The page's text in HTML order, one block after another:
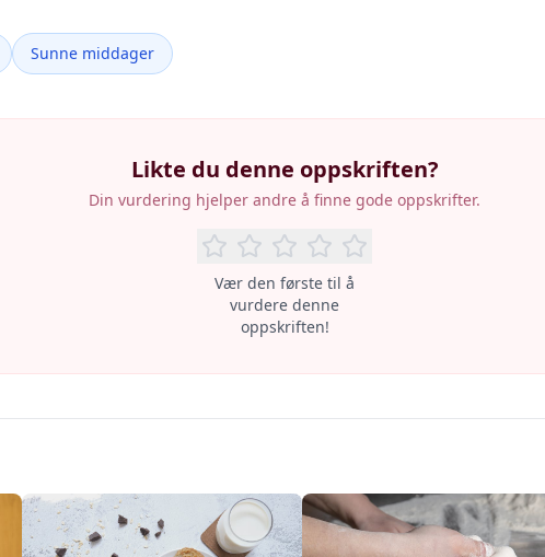
Sunne middager
Likte du denne oppskriften?
Din vurdering hjelper andre å finne gode oppskrifter.
Vær den første til å
vurdere denne
oppskriften!